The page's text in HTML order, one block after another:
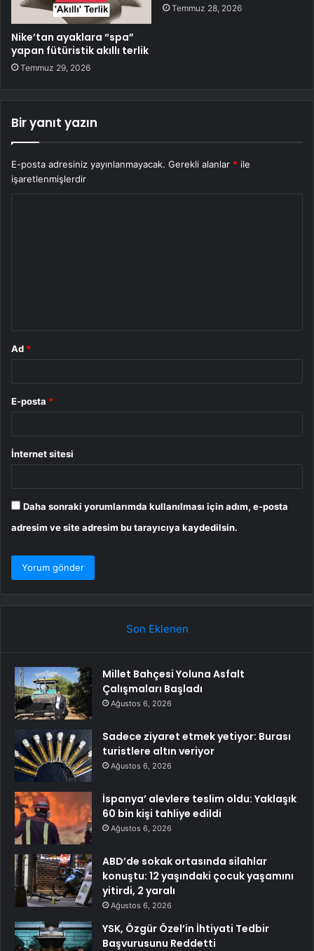
Nike’tan ayaklara “spa”
yapan fütüristik akıllı terlik
Temmuz 29, 2026
Temmuz 28, 2026
Bir yanıt yazın
E-posta adresiniz yayınlanmayacak. Gerekli alanlar * ile
işaretlenmişlerdir
Ad *
E-posta *
İnternet sitesi
Daha sonraki yorumlarımda kullanılması için adım, e-posta
adresim ve site adresim bu tarayıcıya kaydedilsin.
Son Eklenen
Millet Bahçesi Yoluna Asfalt
Çalışmaları Başladı
Ağustos 6, 2026
Sadece ziyaret etmek yetiyor: Burası
turistlere altın veriyor
Ağustos 6, 2026
İspanya’ alevlere teslim oldu: Yaklaşık
60 bin kişi tahliye edildi
Ağustos 6, 2026
ABD’de sokak ortasında silahlar
konuştu: 12 yaşındaki çocuk yaşamını
yitirdi, 2 yaralı
Ağustos 6, 2026
YSK, Özgür Özel’in İhtiyati Tedbir
Başvurusunu Reddetti